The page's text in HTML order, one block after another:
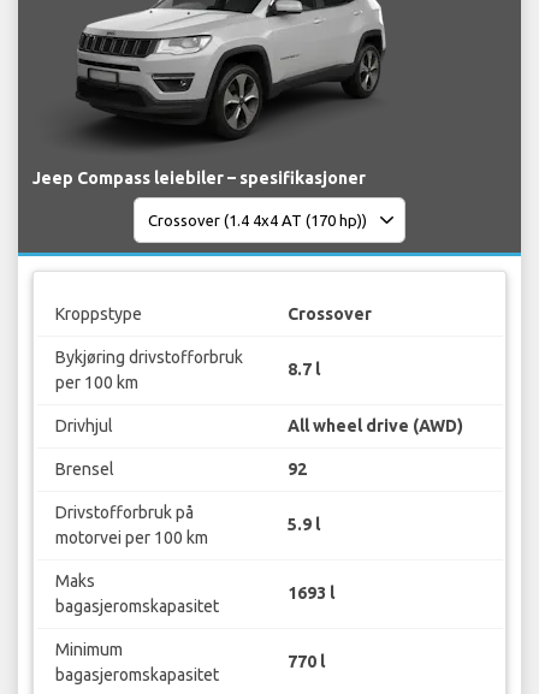
Jeep Compass leiebiler – spesifikasjoner
Kroppstype Crossover
Bykjøring drivstofforbruk
per 100 km
8.7 l
Drivhjul All wheel drive (AWD)
Brensel 92
Drivstofforbruk på
motorvei per 100 km
5.9 l
Maks
bagasjeromskapasitet
1693 l
Minimum
bagasjeromskapasitet
770 l